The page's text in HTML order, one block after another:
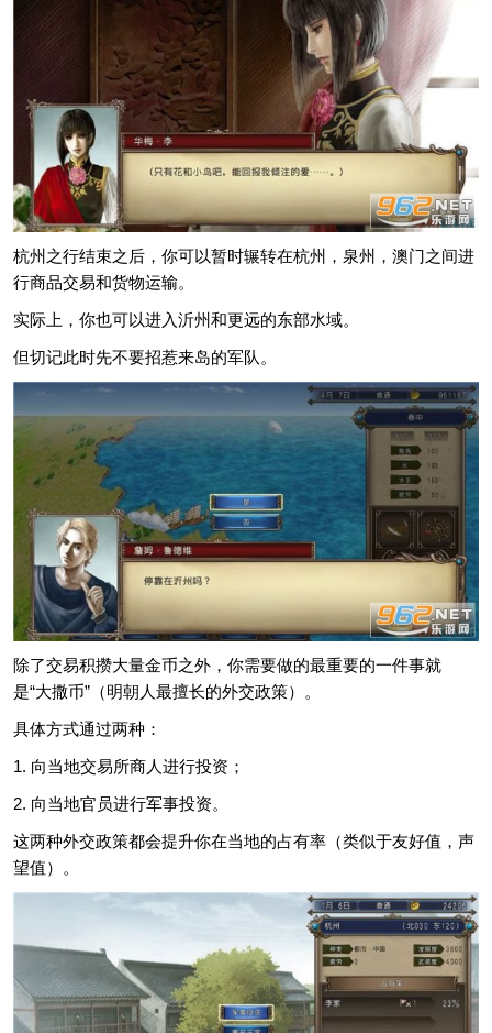
杭州之行结束之后，你可以暂时辗转在杭州，泉州，澳门之间进
行商品交易和货物运输。
实际上，你也可以进入沂州和更远的东部水域。
但切记此时先不要招惹来岛的军队。
除了交易积攒大量金币之外，你需要做的最重要的一件事就
是“大撒币”（明朝人最擅长的外交政策）。
具体方式通过两种：
1. 向当地交易所商人进行投资；
2. 向当地官员进行军事投资。
这两种外交政策都会提升你在当地的占有率（类似于友好值，声
望值）。